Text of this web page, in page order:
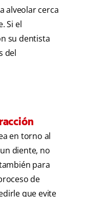
alveolar cerca
Si el
su dentista
del
en torno al
diente, no
para
de
que evite